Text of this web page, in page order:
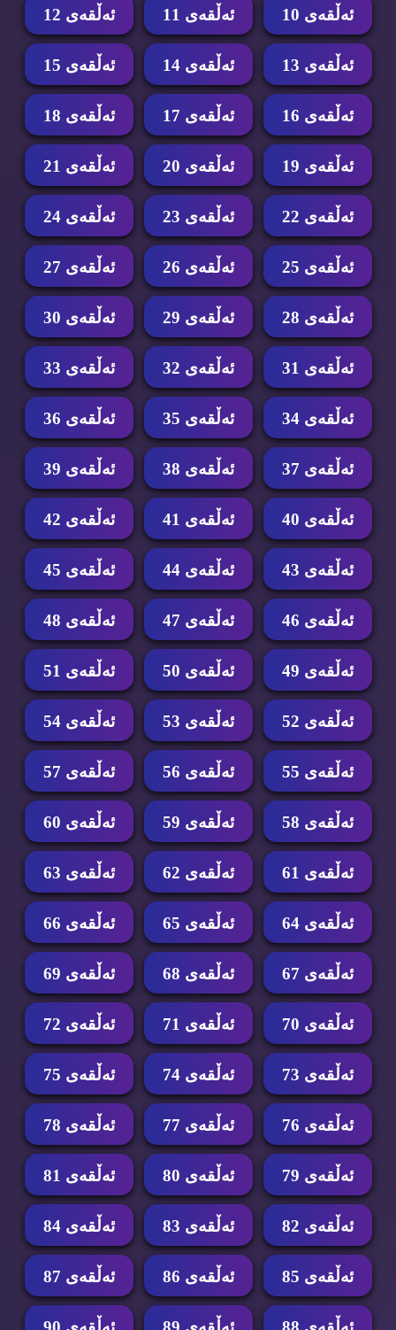
ئه‌ڵقه‌ی 10 ئه‌ڵقه‌ی 11 ئه‌ڵقه‌ی 12
ئه‌ڵقه‌ی 13 ئه‌ڵقه‌ی 14 ئه‌ڵقه‌ی 15
ئه‌ڵقه‌ی 16 ئه‌ڵقه‌ی 17 ئه‌ڵقه‌ی 18
ئه‌ڵقه‌ی 19 ئه‌ڵقه‌ی 20 ئه‌ڵقه‌ی 21
ئه‌ڵقه‌ی 22 ئه‌ڵقه‌ی 23 ئه‌ڵقه‌ی 24
ئه‌ڵقه‌ی 25 ئه‌ڵقه‌ی 26 ئه‌ڵقه‌ی 27
ئه‌ڵقه‌ی 28 ئه‌ڵقه‌ی 29 ئه‌ڵقه‌ی 30
ئه‌ڵقه‌ی 31 ئه‌ڵقه‌ی 32 ئه‌ڵقه‌ی 33
ئه‌ڵقه‌ی 34 ئه‌ڵقه‌ی 35 ئه‌ڵقه‌ی 36
ئه‌ڵقه‌ی 37 ئه‌ڵقه‌ی 38 ئه‌ڵقه‌ی 39
ئه‌ڵقه‌ی 40 ئه‌ڵقه‌ی 41 ئه‌ڵقه‌ی 42
ئه‌ڵقه‌ی 43 ئه‌ڵقه‌ی 44 ئه‌ڵقه‌ی 45
ئه‌ڵقه‌ی 46 ئه‌ڵقه‌ی 47 ئه‌ڵقه‌ی 48
ئه‌ڵقه‌ی 49 ئه‌ڵقه‌ی 50 ئه‌ڵقه‌ی 51
ئه‌ڵقه‌ی 52 ئه‌ڵقه‌ی 53 ئه‌ڵقه‌ی 54
ئه‌ڵقه‌ی 55 ئه‌ڵقه‌ی 56 ئه‌ڵقه‌ی 57
ئه‌ڵقه‌ی 58 ئه‌ڵقه‌ی 59 ئه‌ڵقه‌ی 60
ئه‌ڵقه‌ی 61 ئه‌ڵقه‌ی 62 ئه‌ڵقه‌ی 63
ئه‌ڵقه‌ی 64 ئه‌ڵقه‌ی 65 ئه‌ڵقه‌ی 66
ئه‌ڵقه‌ی 67 ئه‌ڵقه‌ی 68 ئه‌ڵقه‌ی 69
ئه‌ڵقه‌ی 70 ئه‌ڵقه‌ی 71 ئه‌ڵقه‌ی 72
ئه‌ڵقه‌ی 73 ئه‌ڵقه‌ی 74 ئه‌ڵقه‌ی 75
ئه‌ڵقه‌ی 76 ئه‌ڵقه‌ی 77 ئه‌ڵقه‌ی 78
ئه‌ڵقه‌ی 79 ئه‌ڵقه‌ی 80 ئه‌ڵقه‌ی 81
ئه‌ڵقه‌ی 82 ئه‌ڵقه‌ی 83 ئه‌ڵقه‌ی 84
ئه‌ڵقه‌ی 85 ئه‌ڵقه‌ی 86 ئه‌ڵقه‌ی 87